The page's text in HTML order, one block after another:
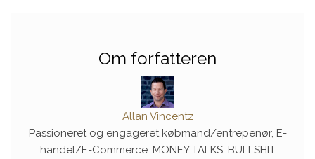
Om forfatteren
Allan Vincentz
Passioneret og engageret købmand/entrepenør, E-
handel/E-Commerce. MONEY TALKS, BULLSHIT